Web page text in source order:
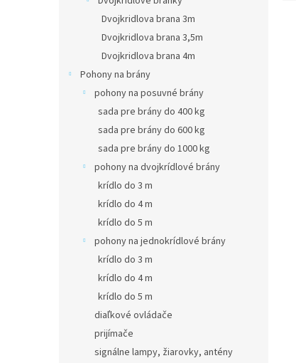
Dvojkridlova brana 3m
Dvojkridlova brana 3,5m
Dvojkridlova brana 4m
Pohony na brány
pohony na posuvné brány
sada pre brány do 400 kg
sada pre brány do 600 kg
sada pre brány do 1000 kg
pohony na dvojkrídlové brány
krídlo do 3 m
krídlo do 4 m
krídlo do 5 m
pohony na jednokrídlové brány
krídlo do 3 m
krídlo do 4 m
krídlo do 5 m
diaľkové ovládače
prijímače
signálne lampy, žiarovky, antény